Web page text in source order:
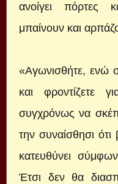
ανοίγει πόρτες
μπαίνουν και
«Αγωνισθήτε, ενώ
και φροντίζετε
συγχρόνως να
την συναίσθησι ότι
κατευθύνει
Έτσι δεν θα